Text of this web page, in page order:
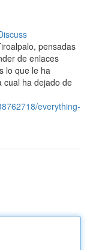
pensadas
de enlaces
lo que le ha
cual ha dejado de
everything-